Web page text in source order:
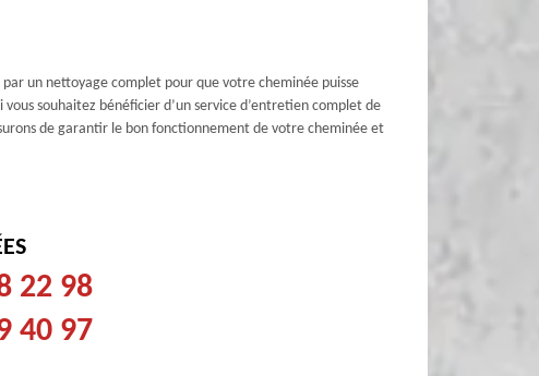
un nettoyage complet pour que votre cheminée puisse
souhaitez bénéficier d’un service d’entretien complet de
de garantir le bon fonctionnement de votre cheminée et
22 98
40 97